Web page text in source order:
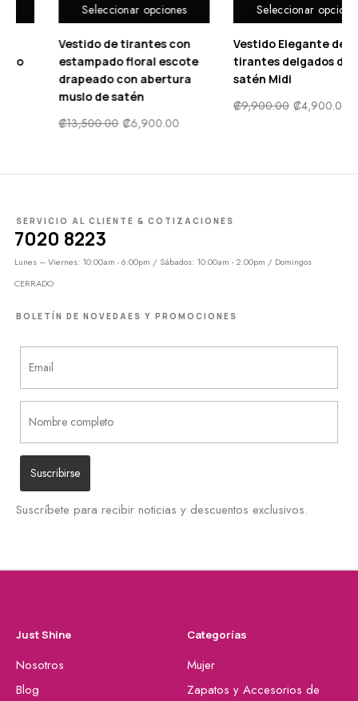
Seleccionar opciones
Vestido Elegante de
tirantes delgados de
satén Midi
₡9,900.00 ₡4,900.00
Seleccionar
Vestido con
manga con
fruncido bajo con
₡9,500.00 ₡
SERVICIO AL CLIENTE & COTIZACIONES
7020 8223
Lunes – Viernes: 10:00am - 6:00pm / Sábados: 10:00am - 2:00pm / Domingos
CERRADO
BOLETÍN DE NOVEDAES Y PROMOCIONES
Suscríbete para recibir noticias y descuentos exclusivos.
Just Shine
Nosotros
Blog
Categorías
Mujer
Zapatos y Accesorios de